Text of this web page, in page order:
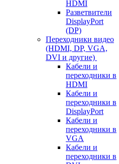
HDMI
Разветвители
DisplayPort
(DP)
Переходники видео
(HDMI, DP, VGA,
DVI и другие)
Кабели и
переходники в
HDMI
Кабели и
переходники в
DisplayPort
Кабели и
переходники в
VGA
Кабели и
переходники в